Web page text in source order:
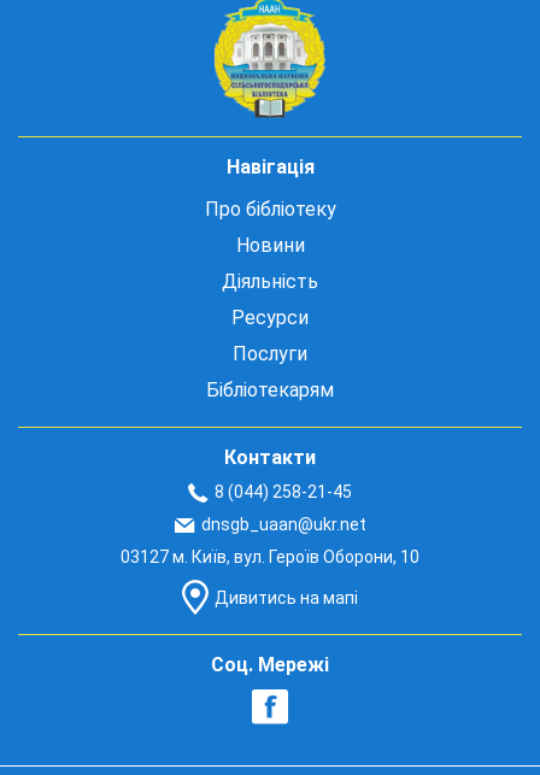
Навігація
Про бібліотеку
Новини
Діяльність
Ресурси
Послуги
Бібліотекарям
Контакти
8 (044) 258-21-45
dnsgb_uaan@ukr.net
03127 м. Київ, вул. Героїв Оборони, 10
Дивитись на мапі
Соц. Мережі